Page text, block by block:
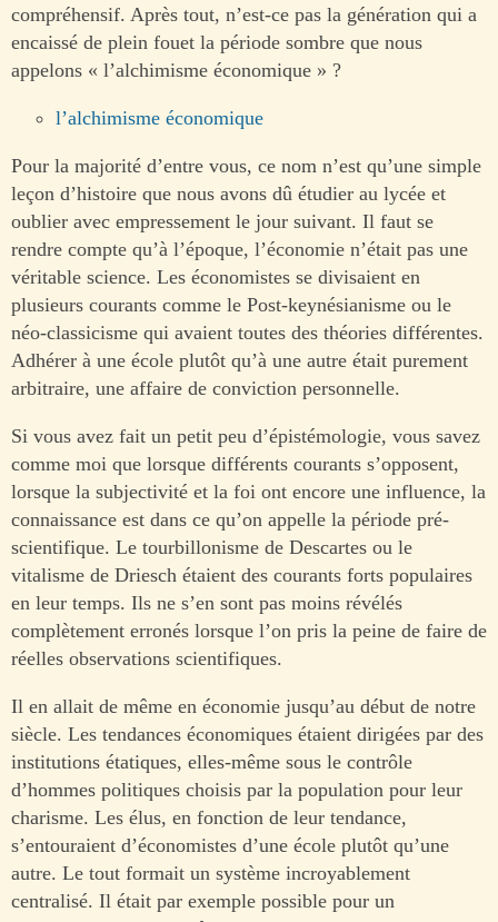
compréhensif. Après tout, n’est-ce pas la génération qui a
encaissé de plein fouet la période sombre que nous
appelons « l’alchimisme économique » ?
l’alchimisme économique
Pour la majorité d’entre vous, ce nom n’est qu’une simple
leçon d’histoire que nous avons dû étudier au lycée et
oublier avec empressement le jour suivant. Il faut se
rendre compte qu’à l’époque, l’économie n’était pas une
véritable science. Les économistes se divisaient en
plusieurs courants comme le Post-keynésianisme ou le
néo-classicisme qui avaient toutes des théories différentes.
Adhérer à une école plutôt qu’à une autre était purement
arbitraire, une affaire de conviction personnelle.
Si vous avez fait un petit peu d’épistémologie, vous savez
comme moi que lorsque différents courants s’opposent,
lorsque la subjectivité et la foi ont encore une influence, la
connaissance est dans ce qu’on appelle la période pré-
scientifique. Le tourbillonisme de Descartes ou le
vitalisme de Driesch étaient des courants forts populaires
en leur temps. Ils ne s’en sont pas moins révélés
complètement erronés lorsque l’on pris la peine de faire de
réelles observations scientifiques.
Il en allait de même en économie jusqu’au début de notre
siècle. Les tendances économiques étaient dirigées par des
institutions étatiques, elles-même sous le contrôle
d’hommes politiques choisis par la population pour leur
charisme. Les élus, en fonction de leur tendance,
s’entouraient d’économistes d’une école plutôt qu’une
autre. Le tout formait un système incroyablement
centralisé. Il était par exemple possible pour un